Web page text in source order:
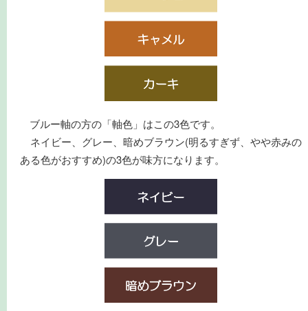
ブルー軸の方の「軸色」はこの3色です。
ネイビー、グレー、暗めブラウン(明るすぎず、やや赤みの
ある色がおすすめ)の3色が味方になります。